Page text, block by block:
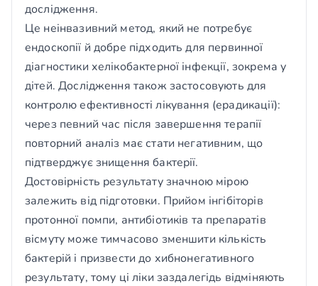
дослідження.
Це неінвазивний метод, який не потребує
ендоскопії й добре підходить для первинної
діагностики хелікобактерної інфекції, зокрема у
дітей. Дослідження також застосовують для
контролю ефективності лікування (ерадикації):
через певний час після завершення терапії
повторний аналіз має стати негативним, що
підтверджує знищення бактерії.
Достовірність результату значною мірою
залежить від підготовки. Прийом інгібіторів
протонної помпи, антибіотиків та препаратів
вісмуту може тимчасово зменшити кількість
бактерій і призвести до хибнонегативного
результату, тому ці ліки заздалегідь відміняють